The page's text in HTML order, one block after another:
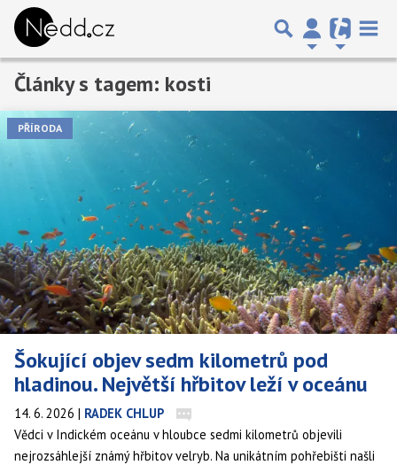
Články s tagem: kosti
PŘÍRODA
Šokující objev sedm kilometrů pod
hladinou. Největší hřbitov leží v oceánu
14. 6. 2026 | RADEK CHLUP
Vědci v Indickém oceánu v hloubce sedmi kilometrů objevili
nejrozsáhlejší známý hřbitov velryb. Na unikátním pohřebišti našli
Předchozí 1 Další